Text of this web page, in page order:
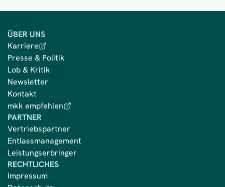
ÜBER UNS
Karriere
Presse & Politik
Lob & Kritik
Newsletter
Kontakt
mkk empfehlen
PARTNER
Vertriebspartner
Entlassmanagement
Leistungserbringer
RECHTLICHES
Impressum